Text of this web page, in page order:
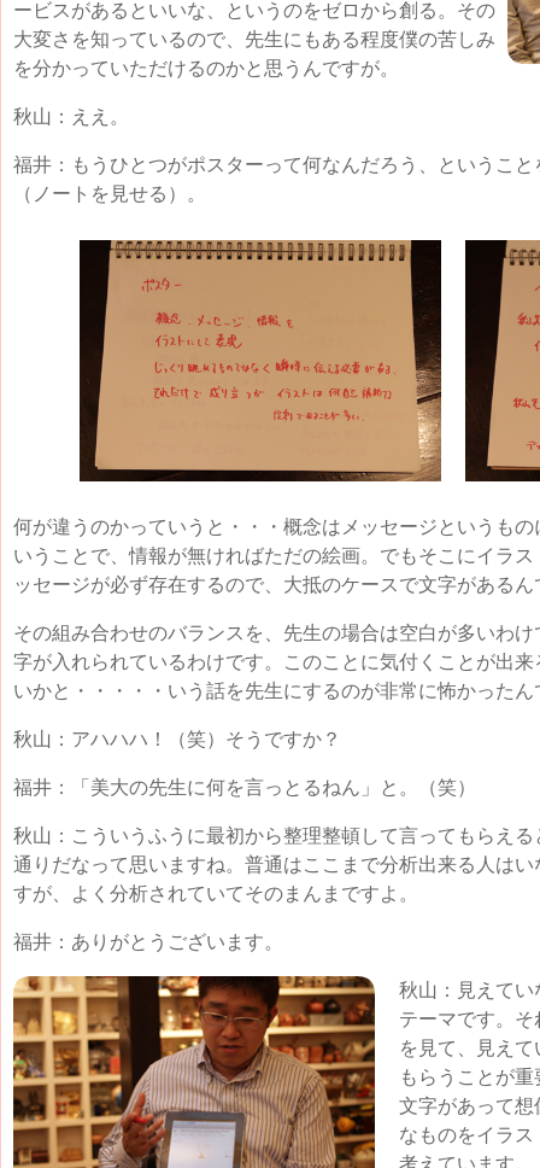
ービスがあるといいな、というのをゼロから創る。その
大変さを知っているので、先生にもある程度僕の苦しみ
を分かっていただけるのかと思うんですが。
秋山：ええ。
福井：もうひとつがポスターって何なんだろう、というこ
（ノートを見せる）。
何が違うのかっていうと・・・概念はメッセージというも
いうことで、情報が無ければただの絵画。でもそこにイラ
ッセージが必ず存在するので、大抵のケースで文字があるん
その組み合わせのバランスを、先生の場合は空白が多いわ
字が入れられているわけです。このことに気付くことが出
いかと・・・・・いう話を先生にするのが非常に怖かったん
秋山：アハハハ！（笑）そうですか？
福井：「美大の先生に何を言っとるねん」と。（笑）
秋山：こういうふうに最初から整理整頓して言ってもらえ
通りだなって思いますね。普通はここまで分析出来る人は
すが、よく分析されていてそのまんまですよ。
福井：ありがとうございます。
秋山：見えて
テーマです。
を見て、見え
もらうことが
文字があって
なものをイラ
考えています。